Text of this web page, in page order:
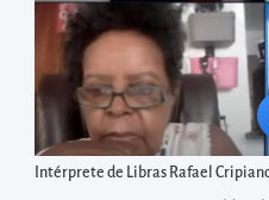
informações
postas
no
rodapé
Intérprete de Libras Rafael